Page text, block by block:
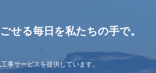
せる毎日を私たちの手で。
事サービスを提供しています。